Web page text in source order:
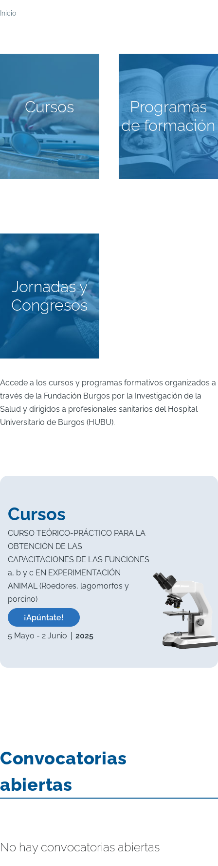
Ruta
navegación
Inicio
Cursos
Programas
de formación
Jornadas y
Congresos
Accede a los cursos y programas formativos organizados a
través de la Fundación Burgos por la Investigación de la
Salud y dirigidos a profesionales sanitarios del Hospital
Universitario de Burgos (HUBU).
Cursos
CURSO TEÓRICO-PRÁCTICO PARA LA
OBTENCIÓN DE LAS
CAPACITACIONES DE LAS FUNCIONES
a, b y c EN EXPERIMENTACIÓN
ANIMAL (Roedores, lagomorfos y
porcino)
¡Apúntate!
5 Mayo - 2 Junio 2025
Convocatorias
abiertas
No hay convocatorias abiertas